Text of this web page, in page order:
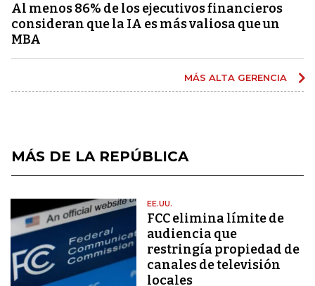
Al menos 86% de los ejecutivos financieros
consideran que la IA es más valiosa que un
MBA
MÁS ALTA GERENCIA
MÁS DE LA REPÚBLICA
EE.UU.
FCC elimina límite de
audiencia que
restringía propiedad de
canales de televisión
locales